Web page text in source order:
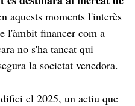
aquests moments l'interès
l'àmbit financer com a
no s'ha tancat qui
la societat venedora.
el 2025, un actiu que